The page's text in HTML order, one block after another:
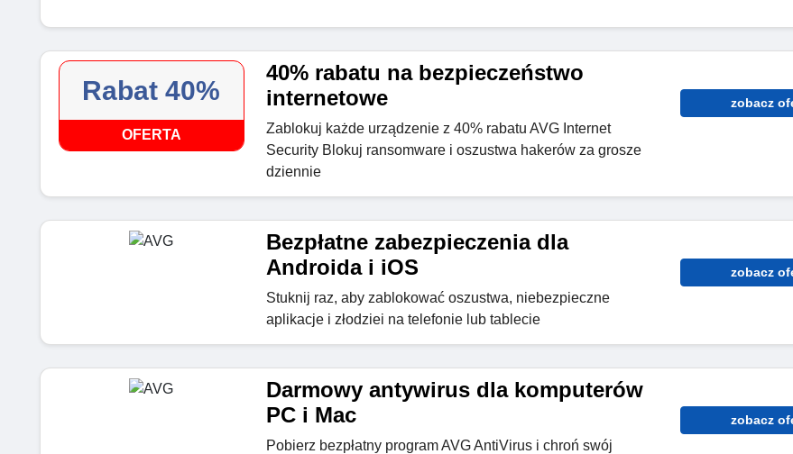
Rabat 40%
OFERTA
40% rabatu na bezpieczeństwo
internetowe
Zablokuj każde urządzenie z 40% rabatu AVG Internet
Security Blokuj ransomware i oszustwa hakerów za grosze
dziennie
zobacz
Bezpłatne zabezpieczenia dla
Androida i iOS
Stuknij raz, aby zablokować oszustwa, niebezpieczne
aplikacje i złodziei na telefonie lub tablecie
zobacz
Darmowy antywirus dla komputerów
PC i Mac
Pobierz bezpłatny program AVG AntiVirus i chroń swój
zobacz